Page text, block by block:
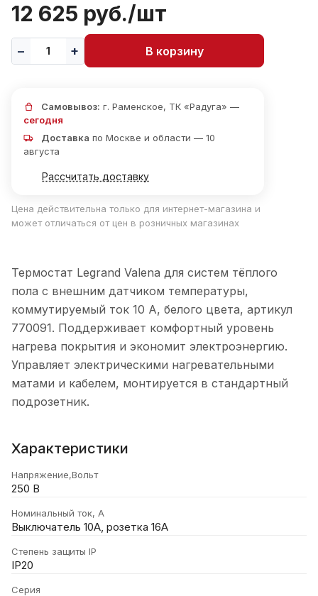
12 625 руб./шт
В корзину
Самовывоз: г. Раменское, ТК «Радуга» —
сегодня
Доставка по Москве и области — 10
августа
Рассчитать доставку
Цена действительна только для интернет-магазина и
может отличаться от цен в розничных магазинах
Термостат Legrand Valena для систем тёплого
пола с внешним датчиком температуры,
коммутируемый ток 10 А, белого цвета, артикул
770091. Поддерживает комфортный уровень
нагрева покрытия и экономит электроэнергию.
Управляет электрическими нагревательными
матами и кабелем, монтируется в стандартный
подрозетник.
Характеристики
Напряжение,Вольт
250 В
Номинальный ток, А
Выключатель 10А, розетка 16А
Степень защиты IP
IP20
Серия